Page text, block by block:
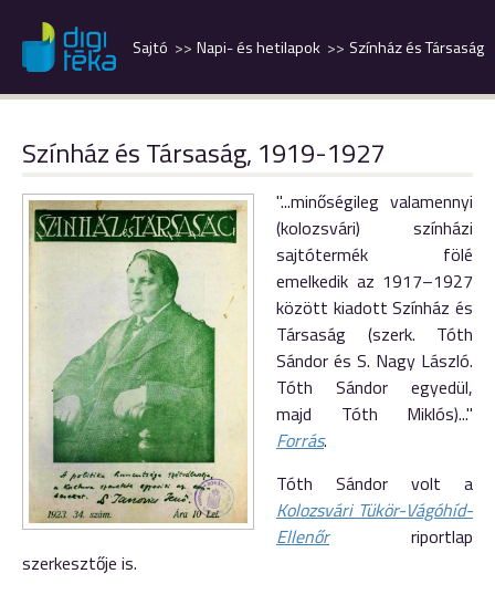
Színház és Társaság
Napi- és hetilapok
Sajtó
Színház és Társaság, 1919-1927
"...minőségileg valamennyi
(kolozsvári) színházi
sajtótermék fölé
emelkedik az 1917–1927
között kiadott Színház és
Társaság (szerk. Tóth
Sándor és S. Nagy László.
Tóth Sándor egyedül,
majd Tóth Miklós)..."
Forrás.
Tóth Sándor volt a
Kolozsvári Tükör-Vágóhíd-
Ellenőrriportlap
szerkesztője is.